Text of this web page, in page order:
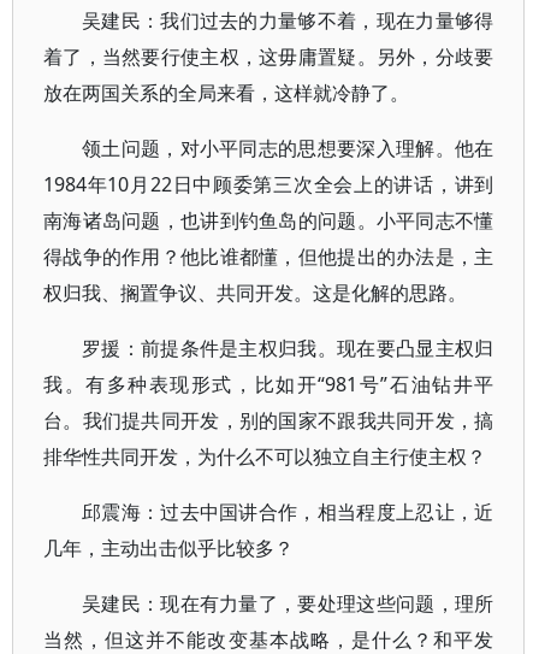
吴建民：我们过去的力量够不着，现在力量够得
着了，当然要行使主权，这毋庸置疑。另外，分歧要
放在两国关系的全局来看，这样就冷静了。
领土问题，对小平同志的思想要深入理解。他在
1984年10月22日中顾委第三次全会上的讲话，讲到
南海诸岛问题，也讲到钓鱼岛的问题。小平同志不懂
得战争的作用？他比谁都懂，但他提出的办法是，主
权归我、搁置争议、共同开发。这是化解的思路。
罗援：前提条件是主权归我。现在要凸显主权归
我。有多种表现形式，比如开“981号”石油钻井平
台。我们提共同开发，别的国家不跟我共同开发，搞
排华性共同开发，为什么不可以独立自主行使主权？
邱震海：过去中国讲合作，相当程度上忍让，近
几年，主动出击似乎比较多？
吴建民：现在有力量了，要处理这些问题，理所
当然，但这并不能改变基本战略，是什么？和平发